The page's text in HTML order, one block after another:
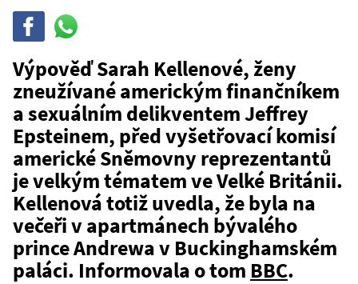
Sdílej
WhatsAppu
Výpověď Sarah Kellenové, ženy
zneužívané americkým finančníkem
a sexuálním delikventem Jeffrey
Epsteinem, před vyšetřovací komisí
americké Sněmovny reprezentantů
je velkým tématem ve Velké Británii.
Kellenová totiž uvedla, že byla na
večeři v apartmánech bývalého
prince Andrewa v Buckinghamském
paláci. Informovala o tom BBC.